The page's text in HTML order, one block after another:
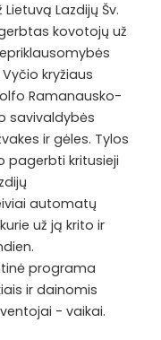
Lazdijų Šv.
kovotojų už
kryžiaus
Ramanausko-
savivaldybės
ir gėles. Tylos
pagerbti kritusieji
automatų
už ją krito ir
programa
ir dainomis
- vaikai.